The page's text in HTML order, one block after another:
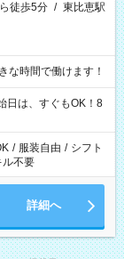
徒歩5分 / 東比恵駅
な時間で働けます！
日は、すぐもOK！8
/ 服装自由 / シフト
ル不要
詳細へ